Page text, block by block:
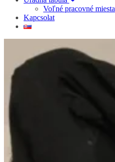
Voľné pracovné miesta
Kapcsolat